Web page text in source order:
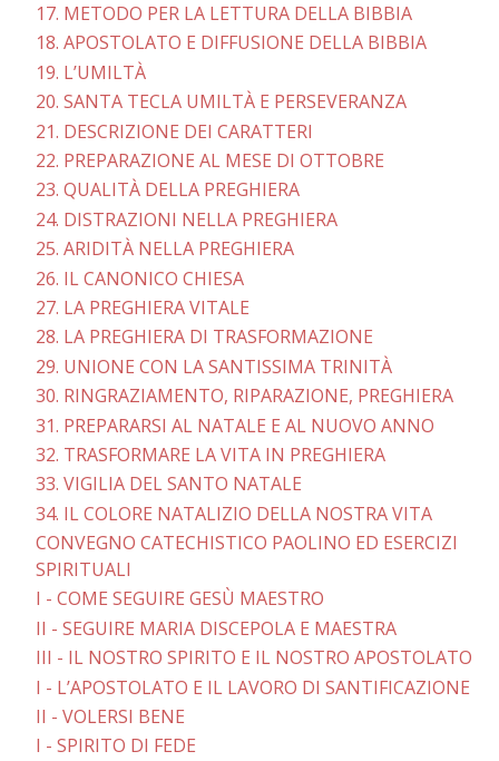
17. METODO PER LA LETTURA DELLA BIBBIA
18. APOSTOLATO E DIFFUSIONE DELLA BIBBIA
19. L’UMILTÀ
20. SANTA TECLA UMILTÀ E PERSEVERANZA
21. DESCRIZIONE DEI CARATTERI
22. PREPARAZIONE AL MESE DI OTTOBRE
23. QUALITÀ DELLA PREGHIERA
24. DISTRAZIONI NELLA PREGHIERA
25. ARIDITÀ NELLA PREGHIERA
26. IL CANONICO CHIESA
27. LA PREGHIERA VITALE
28. LA PREGHIERA DI TRASFORMAZIONE
29. UNIONE CON LA SANTISSIMA TRINITÀ
30. RINGRAZIAMENTO, RIPARAZIONE, PREGHIERA
31. PREPARARSI AL NATALE E AL NUOVO ANNO
32. TRASFORMARE LA VITA IN PREGHIERA
33. VIGILIA DEL SANTO NATALE
34. IL COLORE NATALIZIO DELLA NOSTRA VITA
CONVEGNO CATECHISTICO PAOLINO ED ESERCIZI
SPIRITUALI
I - COME SEGUIRE GESÙ MAESTRO
II - SEGUIRE MARIA DISCEPOLA E MAESTRA
III - IL NOSTRO SPIRITO E IL NOSTRO APOSTOLATO
I - L’APOSTOLATO E IL LAVORO DI SANTIFICAZIONE
II - VOLERSI BENE
I - SPIRITO DI FEDE